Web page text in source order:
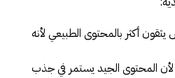
أكثر بالمحتوى الطبيعي لأنه
لأن المحتوى الجيد يستمر في جذب